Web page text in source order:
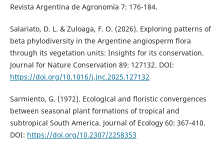
Revista Argentina de Agronomía 7: 176-184.
Salariato, D. L. & Zuloaga, F. O. (2026). Exploring patterns of
beta phylodiversity in the Argentine angiosperm flora
through its vegetation units: Insights for its conservation.
Journal for Nature Conservation 89: 127132. DOI:
https://doi.org/10.1016/j.jnc.2025.127132
Sarmiento, G. (1972). Ecological and floristic convergences
between seasonal plant formations of tropical and
subtropical South America. Journal of Ecology 60: 367-410.
DOI: https://doi.org/10.2307/2258353